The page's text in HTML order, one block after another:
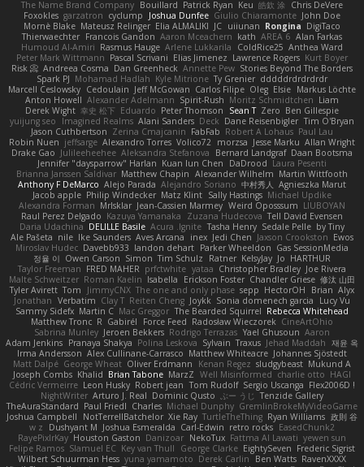
The Name Brand Company Bouillard Patrick Ryan Keu 皓欽 涂 Chris DeVere
Foxokles garzatron cyclump Joshua Dunfee Giulio Chiaramonte John Doe
Mornè Blake Mateusz Relinger Elia ALMALIKI JC uiiunan Rongina DigiTaco
Thierwaechter Francois Gandon Aaron Mceachern kath AREA 6 Alan Farkas
Humoud Al-Amiri Rasmus Hauge Arlene Lukkarila ColdRice25 Anthea Ward
Peter Mark Wittmann Pascal Scrivani Elias Jimenez Lawrence Rogers Kurt Boyer
Risk 📀 Andreea Cosma Dan Greenheck Annette Pew Stories Beyond The Borders
Spark PJ Mohamad Hadlah Kyle Mitrione Ty Grenier dddddrdrdrdrdr
Marcell Ceslowsky Cedoulain Jeff McGowan Carlos Filipe Oleg Elsie Markus Löchte
Anton Howell Alexander Adelmann Spirit-Rush Moritz Schmidtchen Liam
Derek Wight 幸史 松下 Eduardo Peter Thomson Sean T Zero Ben Gillespie
yuijung seo
Imagined Realms Alani Sanders Deck Dane Reisenbigler Tim O'Bryan
Jason Cuthbertson Zerina Cmajcanin FabFab Robert A Lohaus Paul Lau
Robin Nuen jeffsarge Alexandro Torres Volico72 morzsa Jesse Marku Allan Wright
Drake Gao Julileeheehee Aleksandra Stefanova Bernard Landgraf Daan Bootsma
Jennifer "daysparrow" Harlan Kuan lun Chen DaDrood Laura Pesenti
Brianna Janssen Saldivar Matthew Chapin Alexander Wilhelm Martin Wittfooth
Anthony F DeMarco Alejo Parada Alejandro Soriano 中村秀人
Agnieszka Marut
Jacob apple Philip Windecker Matz Klint Sally Hastings Michael Updike
Alexandra Forman MrIsklar Jean-Cassien Marmey Weird Oposssum LIUBOYAN
Raul Perez Delgado Kazuya Yamanaka Zuzana Hudecova Tell David Evensen
Daria Udachina DELILLE Basile Acura .Ignite Tasha Henry Sedale Pelle by Tiny
Ale Pašeta nile Ike Saunders Aves Arcana inex Jedi Chen Jaxson Crookston Ewos
Miroslav Hudec Davebb933 landon dehart Parker Wheeldon Gas SessionMedia
정율 이 Owen Carson Simon Tim Schulz Ratner KelsyJay Jo HARTHUR
Taylor Freeman FRED MAHER prfctwhite yataa Christopher Bradley Joe Rivera
Malte Schweitzer Roman Kaelin Isabella Erickson Foster Chandler Griese 修汰 山田
Tyler Avirett Tom JimmyCNX The one and only phase sepp HectorOH Brian Alyx
Jonathan Verbatim Clay T Reiten Cheng Joykk Sonia domenech garcia
Lucy Vu
Sammy Sidefx Martin C Mac Greggor The Bearded Squirrel Rebecca Whitehead
Matthew Tronc R Gabirél Force Feed Radosław Wieczorek CineArtOhio
Sabrina Munley Jeroen Bekkers Rodrigo Terrazas Yael Ghusoun Aaron
Adam Jenkins Pranaya Shakya Polina Leskova Sylvain Traxus Jehad Maddah 재윤 옥
Irma Andersson Alex Cullinane-Carrasco Matthew Whiteacre Johannes Sjöstedt
Matt Dalpé George Wheat Oliver Erdmann Kenan Regez sludgybeast Mukund A
Joseph Combs Khalid Brian Tabone MarzZ Well Misinformed charlie otto HAGI
Cédric Vermeirre Leon Husky Robert jean Tom Rudolf Sergio Uscanga Flex2006D !
NightWriter Arturo J. Real Dominic Qusto ぶー うじ
Tenzide Gallery
TheAuraStandard Paul Friedl Charles Michael Dunphy GremlinBrokeMyVideoGame
Joshua Campbell
NotTerrellBatchelor Xie Ray TurtleTheThing Ryan Williams 政則 谷
w z
Dushyant M Joshua Esmeralda Carl-Edwin retro rocks EasedChunk2
RayePixlrKay Houston Gaston Danizoar NekoTux Fattma Al Lawati yewen sun
Felipe Ramos Slamuel EC Key van Thull George Clarke EightySeven Frederic Sigrist
Wilbert Schuurman Hess yuna yamamoto Derek Carlin Ben Watts RavenXXXX